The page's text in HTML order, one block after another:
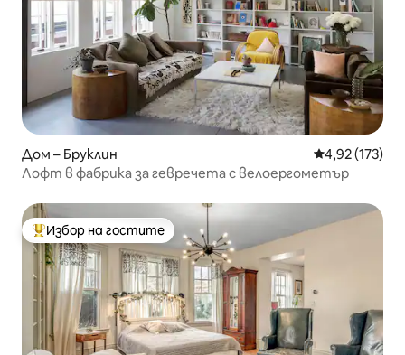
Дом – Бруклин Средна
4,92 (173)
Лофт в фабрика за гевречета с велоергометър
Най-популярен избор на гостите
Избор на гостите